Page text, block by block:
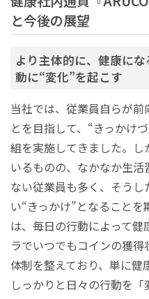
と今後の展望
より主体的に、健康に
動に“変化”を起こす
当社では、従業員自らが
とを目指して、“きっかけ
組を実施してきました。
いるものの、なかなか生
ない従業員も多く、そう
い“きっかけ”となること
は、毎日の行動によって
ラでいつでもコインの獲
体制を整えており、単に健
しっかりと日々の行動を